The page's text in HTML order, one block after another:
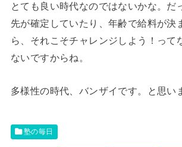
とても良い時代なのではないかな。だ
先が確定していたり、年齢で給料が決
ら、それこそチャレンジしよう！って
ないですからね。
多様性の時代、バンザイです。と思い
塾の毎日